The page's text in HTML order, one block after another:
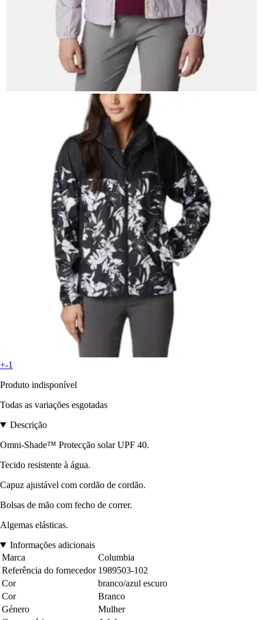
+-1
Produto indisponível
Todas as variações esgotadas
Descrição
Omni-Shade™ Protecção solar UPF 40.
Tecido resistente à água.
Capuz ajustável com cordão de cordão.
Bolsas de mão com fecho de correr.
Algemas elásticas.
Informações adicionais
Marca
Columbia
Referência do fornecedor 1989503-102
Cor
branco/azul escuro
Cor
Branco
Género
Mulher